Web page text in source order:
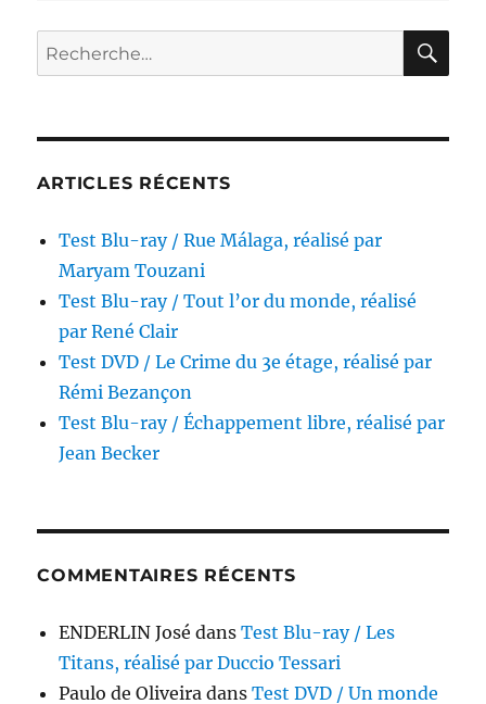
Chevalier
château
Mario
Costa
Recherche
pour :
ARTICLES RÉCENTS
Test Blu-ray / Rue Málaga, réalisé par
Maryam Touzani
Test Blu-ray / Tout l’or du monde, réalisé
par René Clair
Test DVD / Le Crime du 3e étage, réalisé par
Rémi Bezançon
Test Blu-ray / Échappement libre, réalisé par
Jean Becker
COMMENTAIRES RÉCENTS
ENDERLIN José dansTest Blu-ray / Les
Titans, réalisé par Duccio Tessari
Paulo de Oliveira dansTest DVD / Un monde